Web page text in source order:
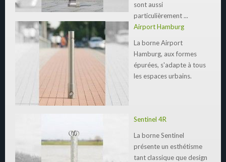
sont aussi
particulièrement ...
Airport Hamburg
La borne Airport
Hamburg, aux formes
épurées, s'adapte à tous
les espaces urbains.
Sentinel 4R
La borne Sentinel
présente un esthétisme
tant classique que design